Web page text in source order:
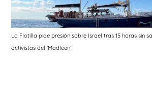
La Flotilla pide presión sobre Israel tras 15 horas sin
activistas del ‘Madleen’